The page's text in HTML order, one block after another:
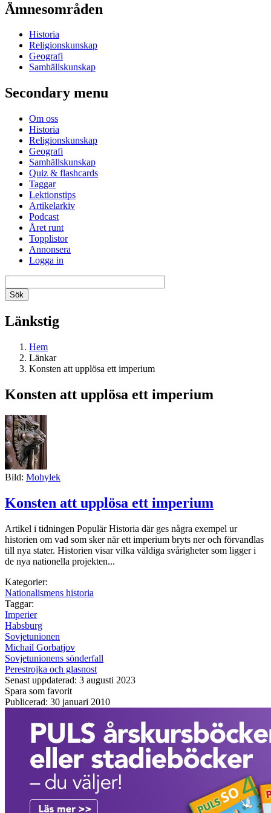
Ämnesområden
Historia
Religionskunskap
Geografi
Samhällskunskap
Secondary menu
Om oss
Historia
Religionskunskap
Geografi
Samhällskunskap
Quiz & flashcards
Taggar
Lektionstips
Artikelarkiv
Podcast
Året runt
Topplistor
Annonsera
Logga in
Länkstig
Hem
Länkar
Konsten att upplösa ett imperium
Konsten att upplösa ett imperium
Bild: Mohylek
Konsten att upplösa ett imperium
Artikel i tidningen Populär Historia där ges några exempel ur
historien om vad som sker när ett imperium bryts ner och förvandlas
till nya stater. Historien visar vilka väldiga svårigheter som ligger i
de nya nationella projekten...
Kategorier:
Nationalismens historia
Taggar:
Imperier
Habsburg
Sovjetunionen
Michail Gorbatjov
Sovjetunionens sönderfall
Perestrojka och glasnost
Senast uppdaterad: 3 augusti 2023
Spara som favorit
Publicerad: 30 januari 2010